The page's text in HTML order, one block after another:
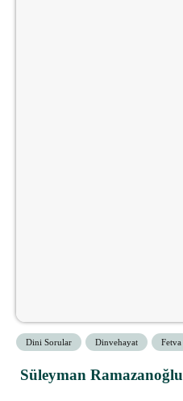
Dini Sorular Dinvehayat Fetva
Süleyman Ramazanoğlu